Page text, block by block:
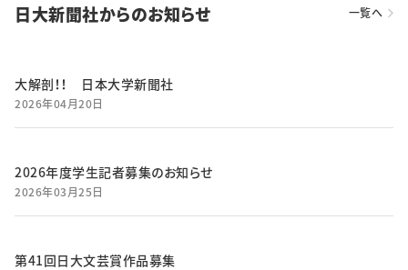
日大新聞社からのお知らせ 一覧へ
大解剖！！ 日本大学新聞社
2026年04月20日
2026年度学生記者募集のお知らせ
2026年03月25日
第41回日大文芸賞作品募集